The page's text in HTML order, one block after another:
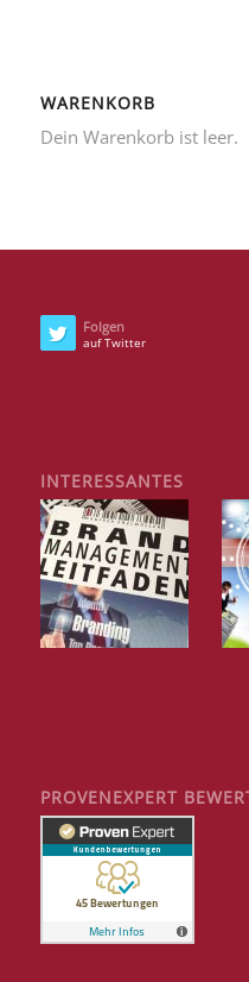
WARENKORB
Dein Warenkorb ist leer.
Folgen
auf Twitter
INTERESSANTES
PROVENEXPERT